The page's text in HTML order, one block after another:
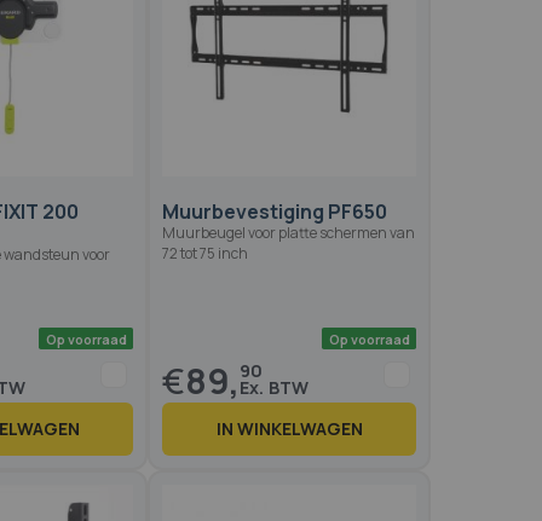
Op voorraad
200
voor
Muurbevestiging PF650
Muurbeugel voor platte schermen van
72 tot 75 inch
€89, 90
IN WINKELWAGEN